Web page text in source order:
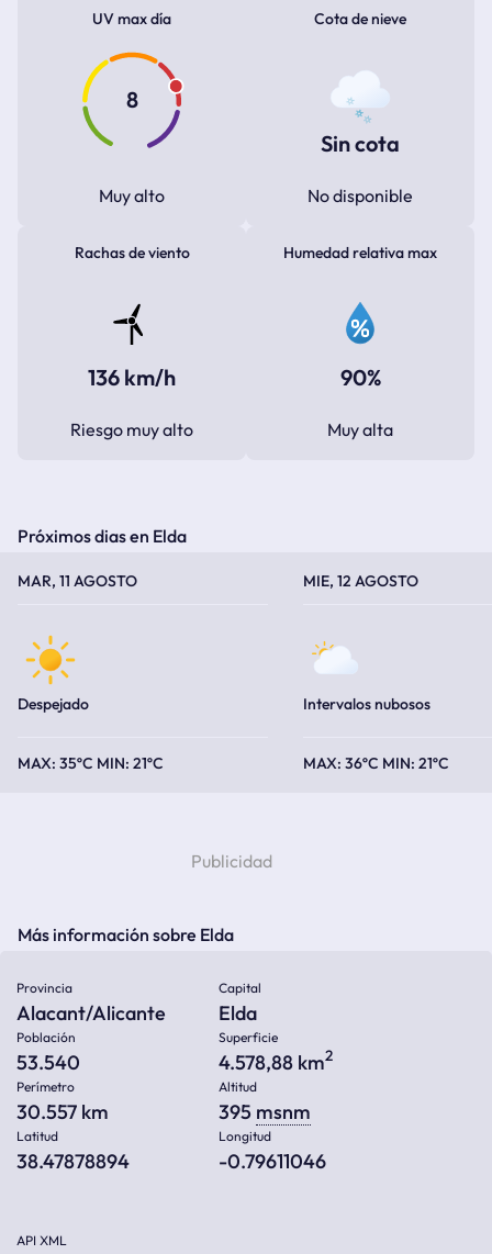
UV max día
8
Muy alto
Cota de nieve
Sin cota
No disponible
Rachas de viento
136 km/h
Riesgo muy alto
Humedad relativa max
90%
Muy alta
Próximos dias en Elda
MAR, 11 AGOSTO
Despejado
35ºC 21ºC
MIE, 12 AGOSTO
Intervalos nubosos
36ºC 21ºC
Más información sobre Elda
Provincia
Alacant/Alicante
Capital
Elda
Población
53.540
Superficie
4.578,88 km2
Perímetro
30.557 km
Altitud
395 msnm
Latitud
38.47878894
Longitud
-0.79611046
API XML